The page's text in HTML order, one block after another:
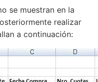
se muestran en la
realizar
a continuación: